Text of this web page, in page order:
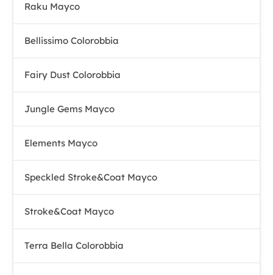
Raku Mayco
Bellissimo Colorobbia
Fairy Dust Colorobbia
Jungle Gems Mayco
Elements Mayco
Speckled Stroke&Coat Mayco
Stroke&Coat Mayco
Terra Bella Colorobbia